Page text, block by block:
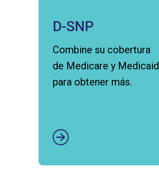
D-SNP
Combine su cobertura
de Medicare y Medicaid
para obtener más.